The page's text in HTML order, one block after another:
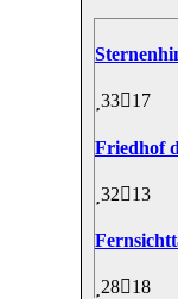
33 17
Friedhof
32 13
28 18